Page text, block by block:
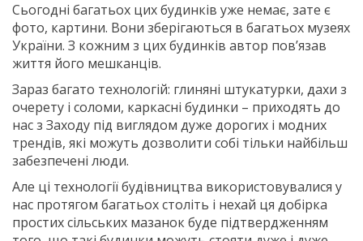
Сьогодні багатьох цих будинків уже немає, зате є
фото, картини. Вони зберігаються в багатьох музеях
України. З кожним з цих будинків автор пов’язав
життя його мешканців.
Зараз багато технологій: глиняні штукатурки, дахи з
очерету і соломи, каркасні будинки – приходять до
нас з Заходу під виглядом дуже дорогих і модних
трендів, які можуть дозволити собі тільки найбільш
забезпечені люди.
Але ці технології будівництва використовувалися у
нас протягом багатьох століть і нехай ця добірка
простих сільських мазанок буде підтвердженням